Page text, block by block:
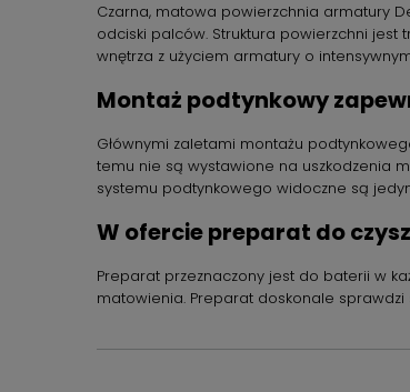
Czarna, matowa powierzchnia armatury
odciski palców. Struktura powierzchni jest
wnętrza z użyciem armatury o
Montaż podtynkowy
Głównymi zaletami montażu
temu nie są wystawione na uszkodzenia
systemu podtynkowego widoczne są
W ofercie preparat do
Preparat przeznaczony jest do baterii w
matowienia. Preparat doskonale